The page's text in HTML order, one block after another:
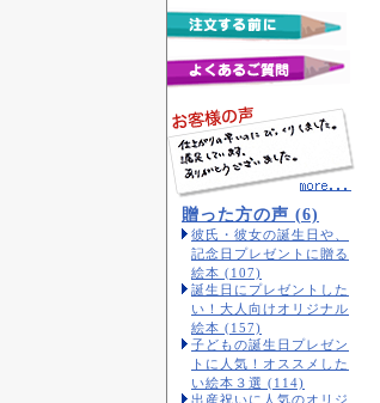
贈った方の声 (6)
彼氏・彼女の誕生日や、
記念日プレゼントに贈る
絵本 (107)
誕生日にプレゼントした
い！大人向けオリジナル
絵本 (157)
子どもの誕生日プレゼン
トに人気！オススメした
い絵本３選 (114)
出産祝いに人気のオリジ